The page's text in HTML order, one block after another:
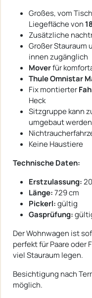
Großes, vom
Liegefläche von
Zusätzliche
Großer Stauraum
innen zugänglich
Moverfür
Thule Omnistar
Fix montierter
Heck
Sitzgruppe kann
umgebaut werden
Keine Haustiere
Technische Daten:
Erstzulassung:
Länge:729 cm
Pickerl:gültig
Gasprüfung:
Der Wohnwagen ist
perfekt für Paare oder
viel Stauraum legen.
Besichtigung nach
möglich.